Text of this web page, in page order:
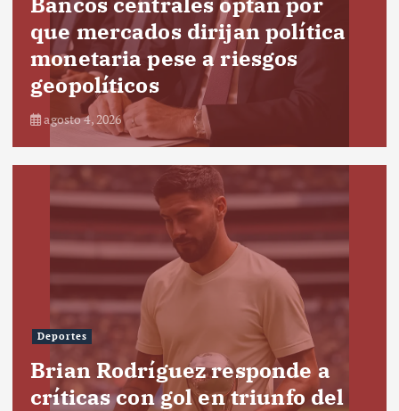
que mercados dirijan política
monetaria pese a riesgos
geopolíticos
agosto 4, 2026
Deportes
Brian Rodríguez responde a
críticas con gol en triunfo del